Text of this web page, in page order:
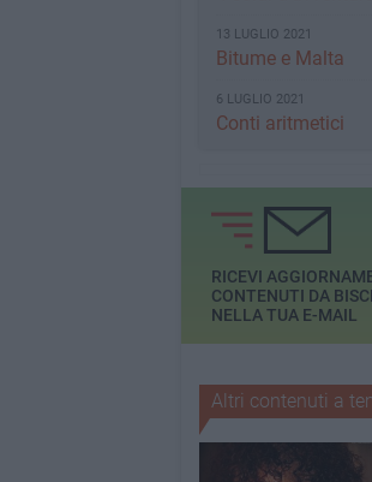
13 LUGLIO 2021
Bitume e Malta
6 LUGLIO 2021
Conti aritmetici
RICEVI
CONTENUTI DA
NELLA TUA E-MAIL
Altri contenuti a